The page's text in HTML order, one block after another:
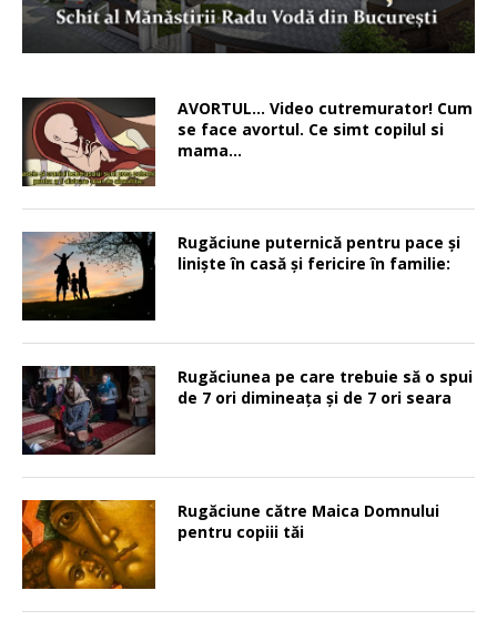
AVORTUL… Video cutremurator! Cum
se face avortul. Ce simt copilul si
mama…
Rugăciune puternică pentru pace şi
linişte în casă şi fericire în familie:
Rugăciunea pe care trebuie să o spui
de 7 ori dimineața și de 7 ori seara
Rugăciune către Maica Domnului
pentru copiii tăi